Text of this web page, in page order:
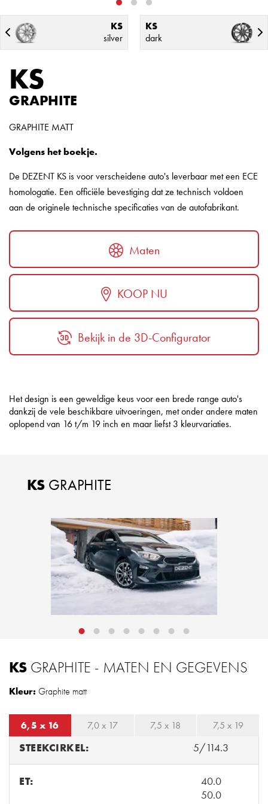
KS
silver
KS
dark
KS
GRAPHITE
GRAPHITE MATT
Volgens het boekje.
De DEZENT KS is voor verscheidene auto's leverbaar met een ECE
homologatie. Een officiële bevestiging dat ze technisch voldoen
aan de originele technische specificaties van de autofabrikant.
Maten
KOOP NU
Bekijk in de 3D-Configurator
Het design is een geweldige keus voor een brede range auto's
dankzij de vele beschikbare uitvoeringen, met onder andere maten
oplopend van 16 t/m 19 inch en maar liefst 3 kleurvariaties.
KS GRAPHITE
KS GRAPHITE - MATEN EN GEGEVENS
Kleur: Graphite matt
6,5 x 16 7,0 x 17 7,5 x 18 7,5 x 19
STEEKCIRKEL: 5/114.3
ET:
40.0
50.0